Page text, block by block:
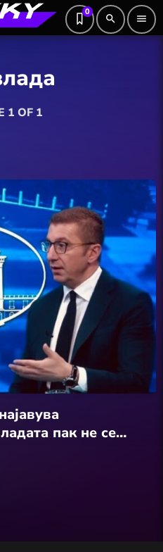
0
search menu
1 OF 1
пак не се
повторува?